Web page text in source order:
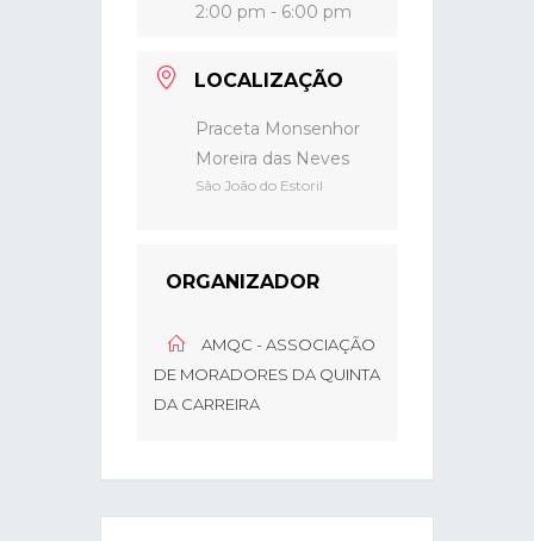
2:00 pm - 6:00 pm
LOCALIZAÇÃO
Praceta Monsenhor
Moreira das Neves
São João do Estoril
ORGANIZADOR
AMQC - ASSOCIAÇÃO
DE MORADORES DA QUINTA
DA CARREIRA